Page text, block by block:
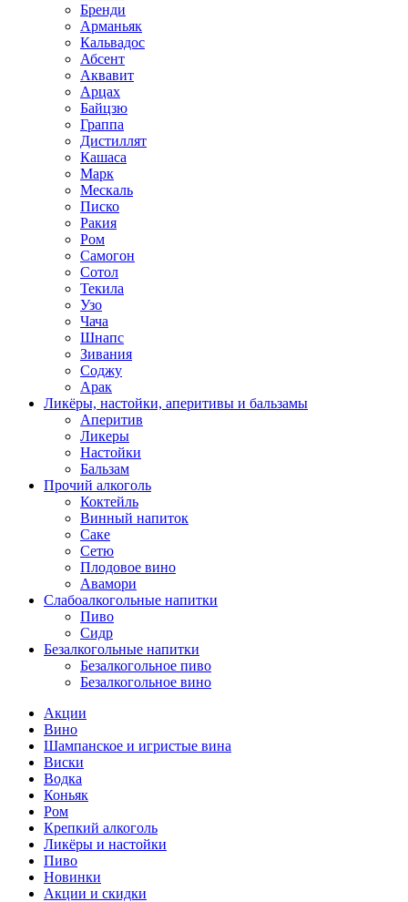
Бренди
Арманьяк
Кальвадос
Абсент
Аквавит
Арцах
Байцзю
Граппа
Дистиллят
Кашаса
Марк
Мескаль
Писко
Ракия
Ром
Самогон
Сотол
Текила
Узо
Чача
Шнапс
Зивания
Соджу
Арак
Ликёры, настойки, аперитивы и бальзамы
Аперитив
Ликеры
Настойки
Бальзам
Прочий алкоголь
Коктейль
Винный напиток
Саке
Сетю
Плодовое вино
Авамори
Слабоалкогольные напитки
Пиво
Сидр
Безалкогольные напитки
Безалкогольное пиво
Безалкогольное вино
Акции
Вино
Шампанское и игристые вина
Виски
Водка
Коньяк
Ром
Крепкий алкоголь
Ликёры и настойки
Пиво
Новинки
Акции и скидки